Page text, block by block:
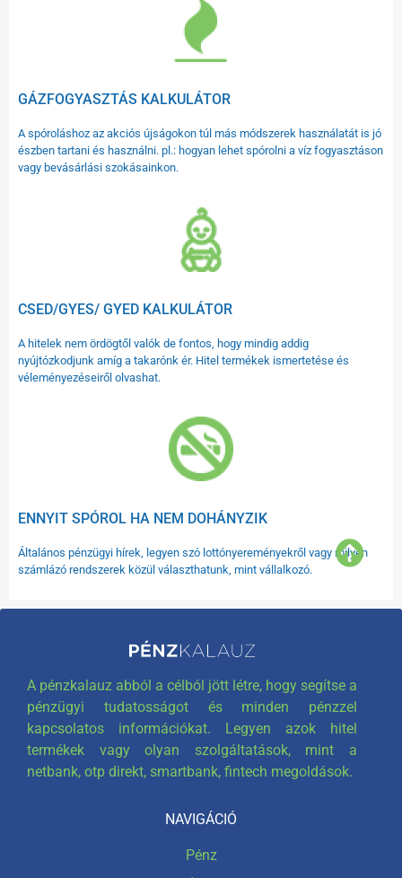
GÁZFOGYASZTÁS KALKULÁTOR
A spóroláshoz az akciós újságokon túl más módszerek használatát is jó
észben tartani és használni. pl.: hogyan lehet spórolni a víz fogyasztáson
vagy bevásárlási szokásainkon.
CSED/GYES/ GYED KALKULÁTOR
A hitelek nem ördögtől valók de fontos, hogy mindig addig
nyújtózkodjunk amíg a takarónk ér. Hitel termékek ismertetése és
véleményezéseiről olvashat.
ENNYIT SPÓROL HA NEM DOHÁNYZIK
Általános pénzügyi hírek, legyen szó lottónyereményekről vagy milyen
számlázó rendszerek közül választhatunk, mint vállalkozó.
A pénzkalauz abból a célból jött létre, hogy segítse a
pénzügyi tudatosságot és minden pénzzel
kapcsolatos információkat. Legyen azok hitel
termékek vagy olyan szolgáltatások, mint a
netbank, otp direkt, smartbank, fintech megoldások.
NAVIGÁCIÓ
Pénz